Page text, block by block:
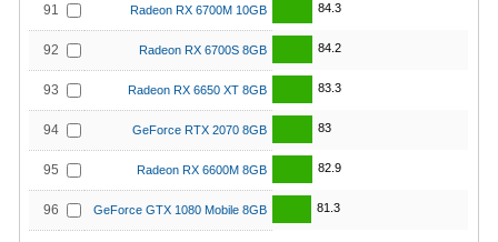
91 Radeon RX 6700M 10GB 84.3
92 Radeon RX 6700S 8GB 84.2
93 Radeon RX 6650 XT 8GB 83.3
94 GeForce RTX 2070 8GB 83
95 Radeon RX 6600M 8GB 82.9
96 GeForce GTX 1080 Mobile 8GB 81.3